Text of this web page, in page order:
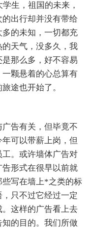
生，祖国的未来，
出行却并没有带给
的未知，一切都充
天气，没多久，我
那么多，好不容易
颗悬着的心总算有
途也开始了。
告有关，但毕竟不
可以带薪上岗，但
。或许墙体广告对
形式在很早以前就
些写在墙上*之类的标
只不过它经过一定
这样的广告看上去
的目的。我们所做